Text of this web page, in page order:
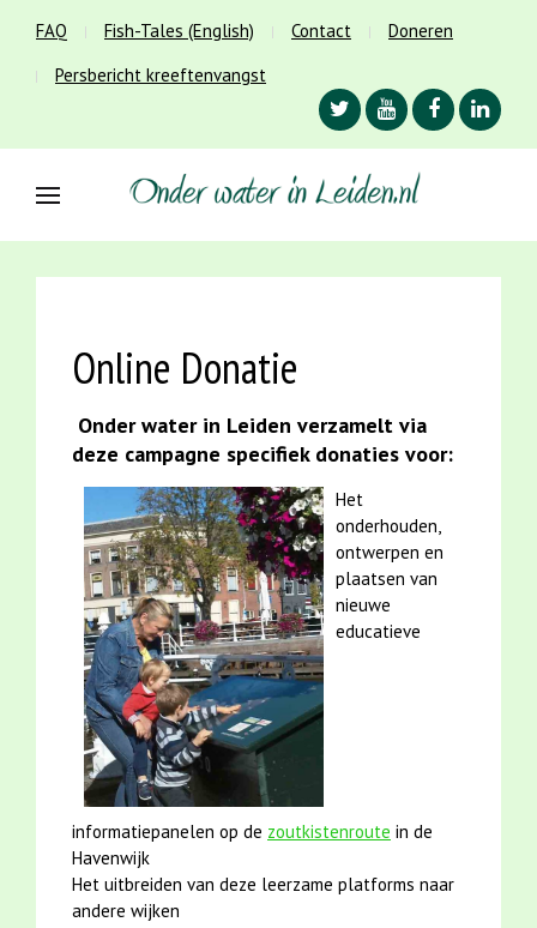
FAQ Fish-Tales (English) Contact
Doneren
Persbericht kreeftenvangst
Online Donatie
Onder water in Leiden verzamelt via
deze campagne specifiek donaties voor:
Het
onderhouden,
ontwerpen en
plaatsen van
nieuwe
educatieve
informatiepanelen op de zoutkistenroute in de
Havenwijk
Het uitbreiden van deze leerzame platforms naar
andere wijken